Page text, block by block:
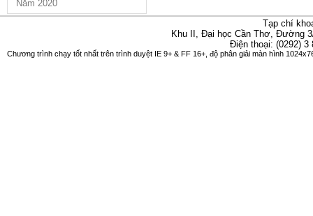
Năm 2020
Tạp chí
Khu II, Đại học Cần Thơ, Đường
Điện thoại: (0292)
Chương trình chạy tốt nhất trên trình duyệt IE 9+ & FF 16+, độ phân giải màn hình